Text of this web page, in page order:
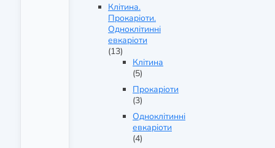
Клітина.
Прокаріоти.
Одноклітинні
евкаріоти
(13)
Клітина
(5)
Прокаріоти
(3)
Одноклітинні
евкаріоти
(4)